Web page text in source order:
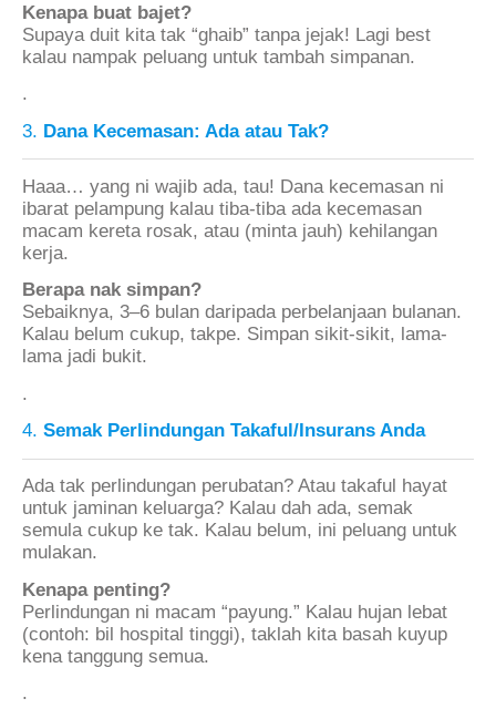
Kenapa buat bajet?
Supaya duit kita tak “ghaib” tanpa jejak! Lagi best
kalau nampak peluang untuk tambah simpanan.
.
3. Dana Kecemasan: Ada atau Tak?
Haaa… yang ni wajib ada, tau! Dana kecemasan ni
ibarat pelampung kalau tiba-tiba ada kecemasan
macam kereta rosak, atau (minta jauh) kehilangan
kerja.
Berapa nak simpan?
Sebaiknya, 3–6 bulan daripada perbelanjaan bulanan.
Kalau belum cukup, takpe. Simpan sikit-sikit, lama-
lama jadi bukit.
.
4. Semak Perlindungan Takaful/Insurans Anda
Ada tak perlindungan perubatan? Atau takaful hayat
untuk jaminan keluarga? Kalau dah ada, semak
semula cukup ke tak. Kalau belum, ini peluang untuk
mulakan.
Kenapa penting?
Perlindungan ni macam “payung.” Kalau hujan lebat
(contoh: bil hospital tinggi), taklah kita basah kuyup
kena tanggung semua.
.